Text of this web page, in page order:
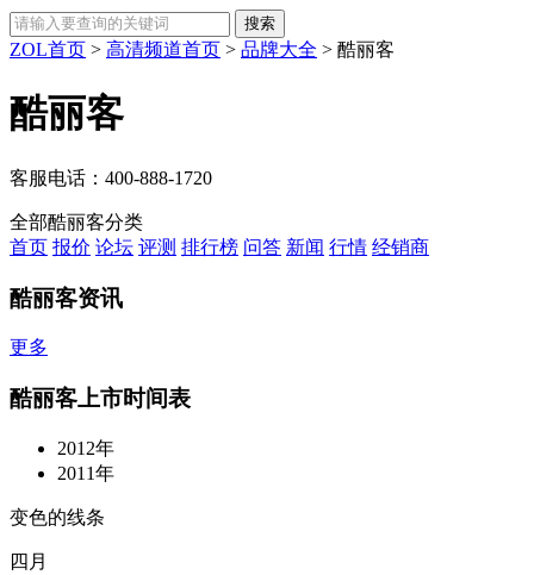
ZOL首页 > 高清频道首页 > 品牌大全 > 酷丽客
酷丽客
客服电话： 400-888-1720
全部酷丽客分类
首页 报价 论坛 评测 排行榜 问答 新闻 行情 经销商
酷丽客资讯
更多
酷丽客上市时间表
2012年
2011年
变色的线条
四月